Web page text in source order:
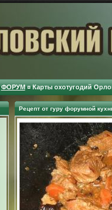
ФОРУМ ¤ Карты охотугодий
Рецепт от гуру форумной